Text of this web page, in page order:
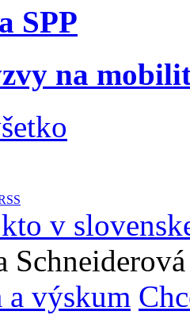
SPP
na
v
Schneiderová
a výskum